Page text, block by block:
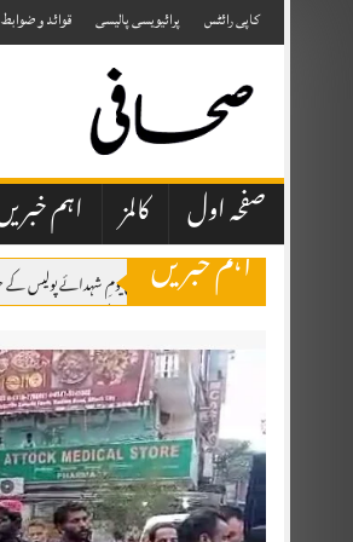
to
content
کاپی رائٹس پرائیویسی پالیسی قوائد و ضوابط
صفحہ اول کالمز اہم
اہم خبریں
پشاور پریس کلب میں یومِ شہدائے پولیس
پاکستان، سعودی عرب اور ترکی کے درمیان
صحافتی تنظیمیں خود فیک نیوز اور